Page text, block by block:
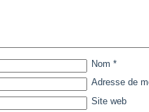
Nom *
Adresse de
Site web